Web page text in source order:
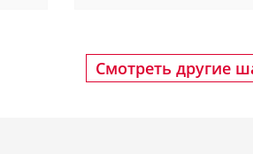
Смотреть другие